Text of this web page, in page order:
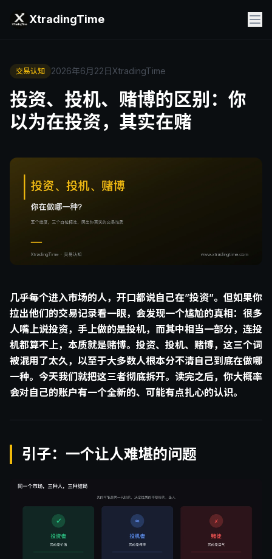
XtradingTime
交易认知 2026年6月22日XtradingTime
投资、投机、赌博的区别：你
以为在投资，其实在赌
几乎每个进入市场的人，开口都说自己在”投资”。但如果你
拉出他们的交易记录看一眼，会发现一个尴尬的真相：很多
人嘴上说投资，手上做的是投机，而其中相当一部分，连投
机都算不上，本质就是赌博。投资、投机、赌博，这三个词
被混用了太久，以至于大多数人根本分不清自己到底在做哪
一种。今天我们就把这三者彻底拆开。读完之后，你大概率
会对自己的账户有一个全新的、可能有点扎心的认识。
引子：一个让人难堪的问题